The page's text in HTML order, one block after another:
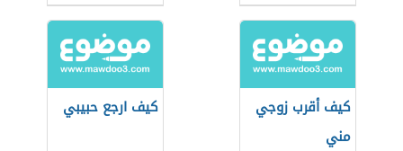
تحبه؟
كيف أقرب زوجي
مني
كيف ارجع حبيبي